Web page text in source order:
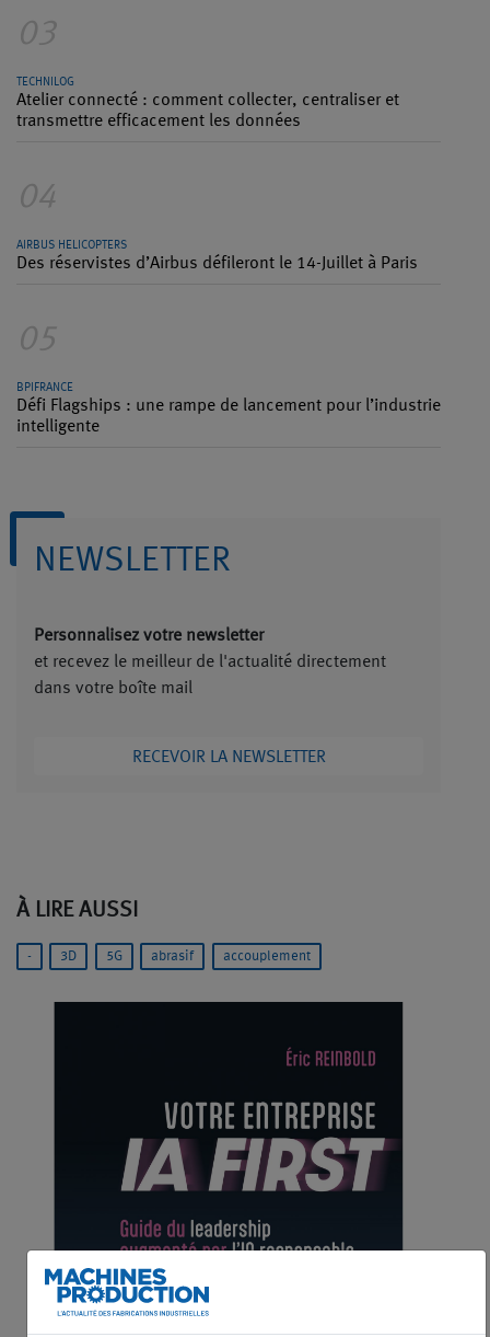
03
TECHNILOG
Atelier connecté : comment collecter, centraliser et
transmettre efficacement les données
04
AIRBUS HELICOPTERS
Des réservistes d’Airbus défileront le 14-Juillet à Paris
05
BPIFRANCE
Défi Flagships : une rampe de lancement pour l’industrie
intelligente
NEWSLETTER
Personnalisez votre newsletter
et recevez le meilleur de l'actualité directement
dans votre boîte mail
RECEVOIR LA NEWSLETTER
À LIRE AUSSI
- 3D 5G abrasif accouplement